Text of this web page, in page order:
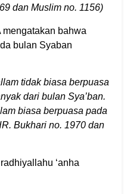
dan Muslim no. 1156)
bahwa
bulan Syaban
tidak biasa berpuasa
dari bulan Sya’ban.
biasa berpuasa pada
Bukhari no. 1970 dan
‘anha